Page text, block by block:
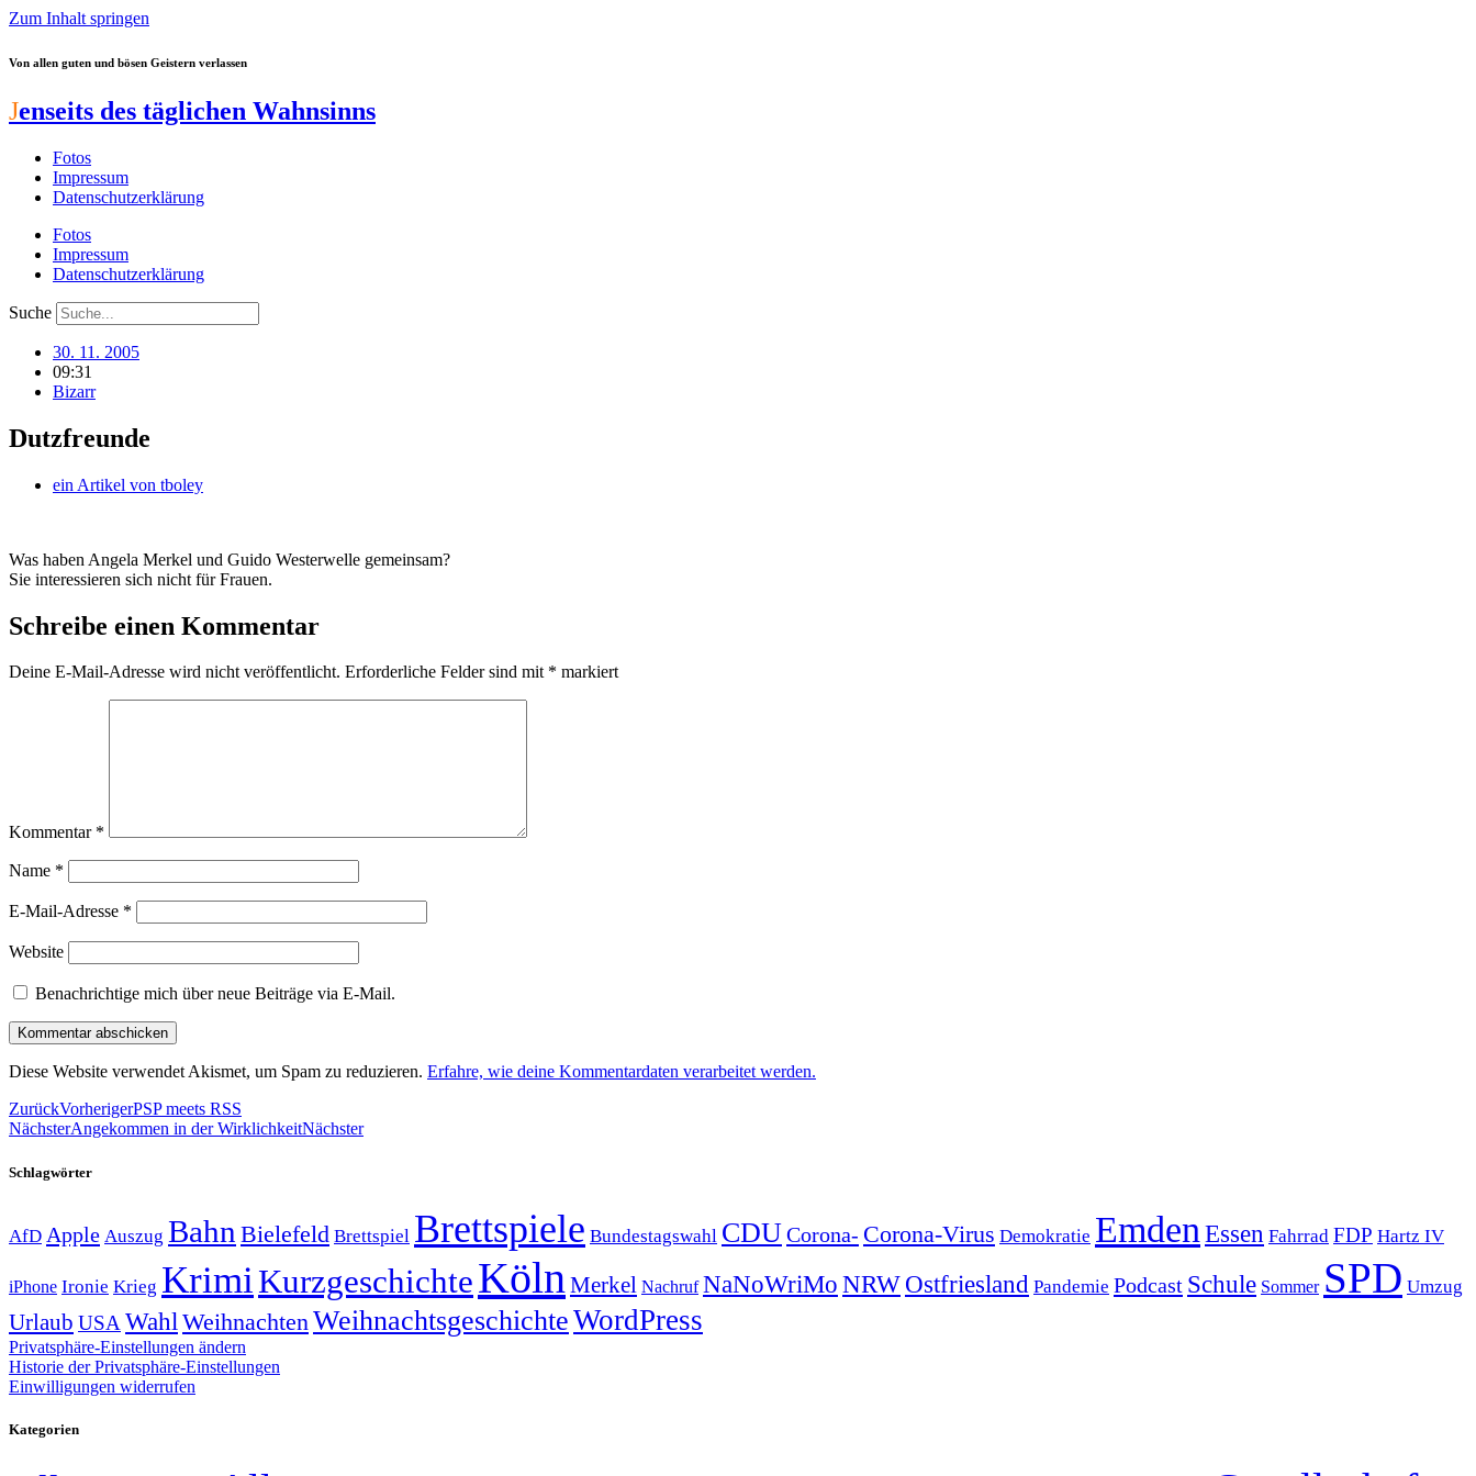
Zum Inhalt springen
Von allen guten und bösen Geistern verlassen
Jenseits des täglichen Wahnsinns
Fotos
Impressum
Datenschutzerklärung
Fotos
Impressum
Datenschutzerklärung
Suche
30. 11. 2005
09:31
Bizarr
Dutzfreunde
ein Artikel von tboley
Was haben Angela Merkel und Guido Westerwelle gemeinsam?
Sie interessieren sich nicht für Frauen.
Schreibe einen Kommentar
Deine E-Mail-Adresse wird nicht veröffentlicht. Erforderliche Felder sind mit * markiert
Kommentar *
Name *
E-Mail-Adresse *
Website
Benachrichtige mich über neue Beiträge via E-Mail.
Diese Website verwendet Akismet, um Spam zu reduzieren. Erfahre, wie deine Kommentardaten verarbeitet werden.
ZurückVorherigerPSP meets RSS
NächsterAngekommen in der WirklichkeitNächster
Schlagwörter
AfD Apple Auszug Bahn Bielefeld Brettspiel Brettspiele Bundestagswahl CDUCorona- Corona-Virus Demokratie Emden Essen Fahrrad FDP Hartz IV
iPhone Ironie Krieg KrimiKurzgeschichteKöln Merkel Nachruf NaNoWriMo NRWOstfriesland Pandemie Podcast Schule Sommer SPD Umzug
Urlaub USA Wahl Weihnachten WeihnachtsgeschichteWordPress
Privatsphäre-Einstellungen ändern
Historie der Privatsphäre-Einstellungen
Einwilligungen widerrufen
Kategorien